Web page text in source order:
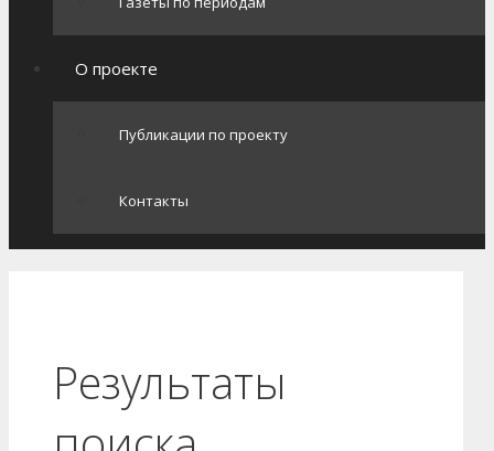
О проекте
Публикации по проекту
Контакты
Результаты